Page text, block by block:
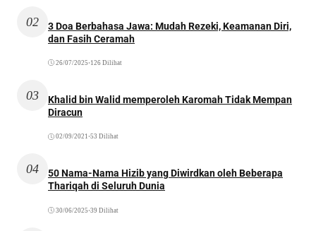
02
3 Doa Berbahasa Jawa: Mudah Rezeki, Keamanan Diri,
dan Fasih Ceramah
26/07/2025 •126 Dilihat
03
Khalid bin Walid memperoleh Karomah Tidak Mempan
Diracun
02/09/2021 •53 Dilihat
04
50 Nama-Nama Hizib yang Diwirdkan oleh Beberapa
Thariqah di Seluruh Dunia
30/06/2025 •39 Dilihat